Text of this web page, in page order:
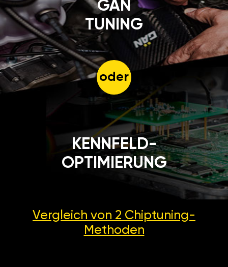
GÄN
TUNING
oder
KENNFELD-
OPTIMIERUNG
Vergleich von 2 Chiptuning-
Methoden